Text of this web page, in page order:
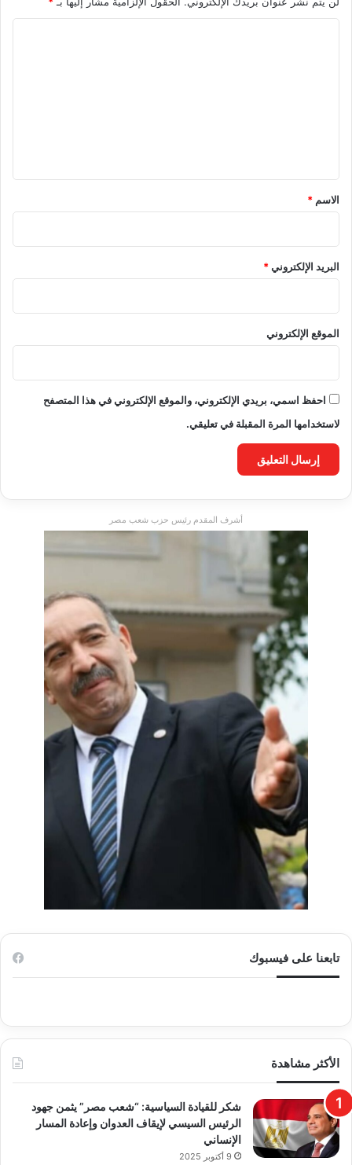
*
الاسم *
البريد الإلكتروني*
الموقع الإلكتروني
احفظ اسمي، بريدي الإلكتروني، والموقع الإلكتروني في هذا المتصفح
لاستخدامها المرة المقبلة في تعليقي.
أشرف المقدم رئيس حزب شعب مصر
تابعنا على فيسبوك
الأكثر مشاهدة
​شكر للقيادة السياسية: “شعب مصر” يثمن جهود
الرئيس السيسي لإيقاف العدوان وإعادة المسار
الإنساني
9 أكتوبر 2025